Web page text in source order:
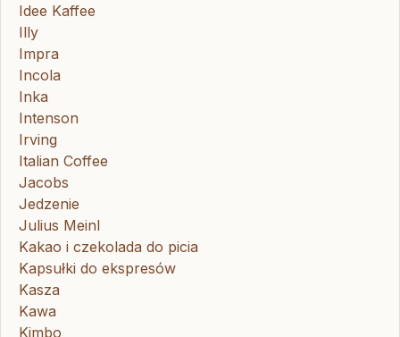
Idee Kaffee
Illy
Impra
Incola
Inka
Intenson
Irving
Italian Coffee
Jacobs
Jedzenie
Julius Meinl
Kakao i czekolada do picia
Kapsułki do ekspresów
Kasza
Kawa
Kimbo